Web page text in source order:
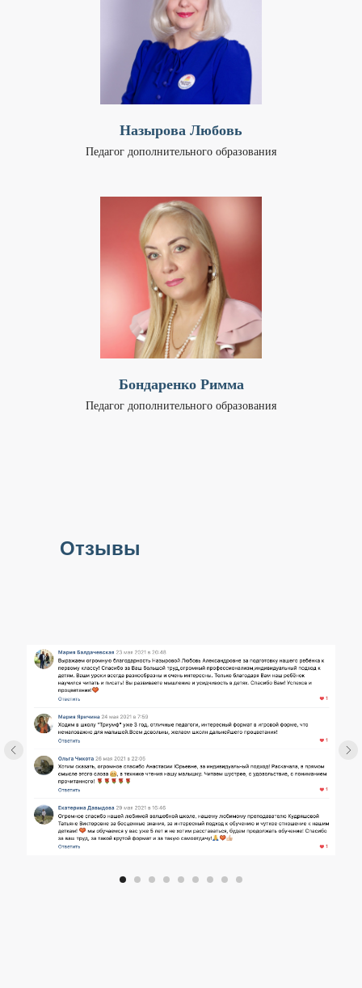
Назырова Любовь
Педагог дополнительного образования
Бондаренко Римма
Педагог дополнительного образования
Отзывы